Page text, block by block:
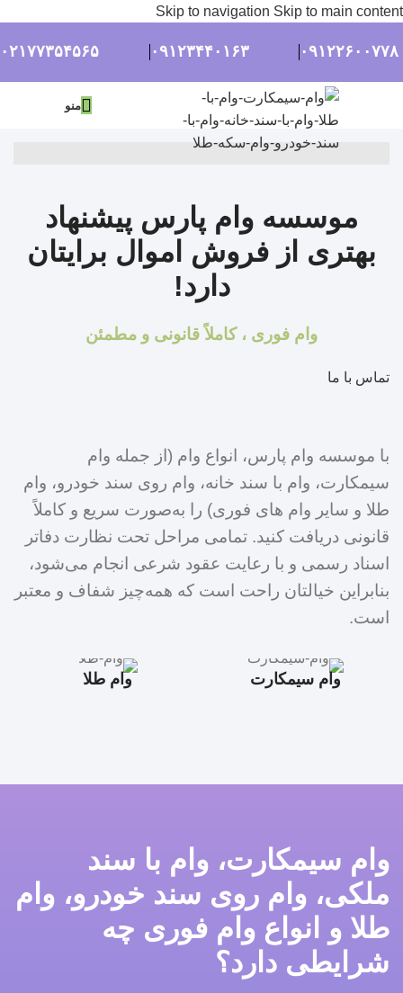
Skip to navigation Skip to main content
۰۹۱۲۲۶۰۰۷۷۸ ۰۹۱۲۳۴۴۰۱۶۳ ۰۲۱۷۷۳۵۴۵۶۵
منو
موسسه وام پارس پیشنهاد
بهتری از فروش اموال برایتان
دارد!
وام فوری ، کاملاً قانونی و مطمئن
تماس با ما
با موسسه وام پارس، انواع وام (از جمله وام
سیمکارت، وام با سند خانه، وام روی سند خودرو، وام
طلا و سایر وام های فوری) را به‌صورت سریع و کاملاً
قانونی دریافت کنید. تمامی مراحل تحت نظارت دفاتر
اسناد رسمی و با رعایت عقود شرعی انجام می‌شود،
بنابراین خیالتان راحت است که همه‌چیز شفاف و معتبر
است.
وام سیمکارت وام طلا
وام سیمکارت، وام با سند
ملکی، وام روی سند خودرو، وام
طلا و انواع وام فوری چه
شرایطی دارد؟